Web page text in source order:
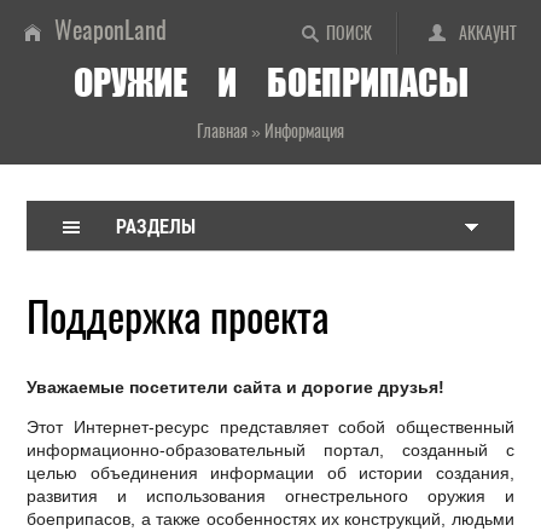
ПОИСК АККАУНТ
WeaponLand
ОРУЖИЕ И БОЕПРИПАСЫ
Главная » Информация
РАЗДЕЛЫ
Поддержка проекта
Уважаемые посетители сайта и дорогие друзья!
Этот Интернет-ресурс представляет собой общественный
информационно-образовательный портал, созданный с
целью объединения информации об истории создания,
развития и использования огнестрельного оружия и
боеприпасов, а также особенностях их конструкций, людьми